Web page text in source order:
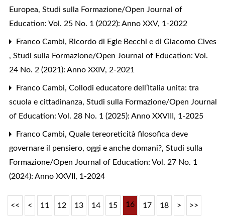
Europea, Studi sulla Formazione/Open Journal of
Education: Vol. 25 No. 1 (2022): Anno XXV, 1-2022
Franco Cambi, Ricordo di Egle Becchi e di Giacomo Cives
, Studi sulla Formazione/Open Journal of Education: Vol.
24 No. 2 (2021): Anno XXIV, 2-2021
Franco Cambi, Collodi educatore dell’Italia unita: tra
scuola e cittadinanza, Studi sulla Formazione/Open Journal
of Education: Vol. 28 No. 1 (2025): Anno XXVIII, 1-2025
Franco Cambi, Quale tereoreticità filosofica deve
governare il pensiero, oggi e anche domani?, Studi sulla
Formazione/Open Journal of Education: Vol. 27 No. 1
(2024): Anno XXVII, 1-2024
<< < 11 12 13 14 15 16 17 18 > >>